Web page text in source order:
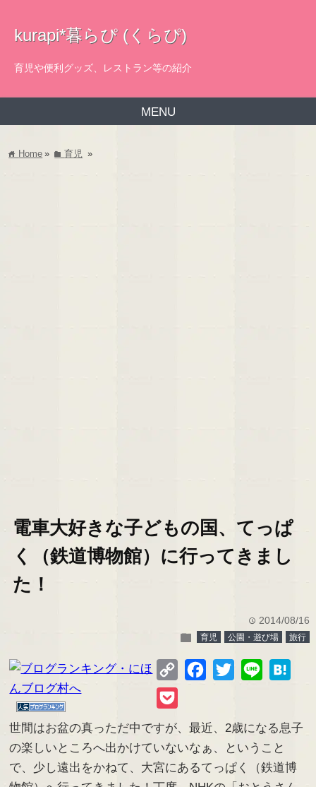
kurapi*暮らぴ (くらぴ)
育児や便利グッズ、レストラン等の紹介
MENU
home Home » folder 育児 »
電車大好きな子どもの国、てっぱ
く（鉄道博物館）に行ってきまし
た！
time 2014/08/16
folder 育児 公園・遊び場 旅行
Copy
Facebook
Twitter Line
世間はお盆の真っただ中ですが、最近、2歳になる息子
の楽しいところへ出かけていないなぁ、ということ
で、少し遠出をかねて、大宮にあるてっぱく（鉄道博